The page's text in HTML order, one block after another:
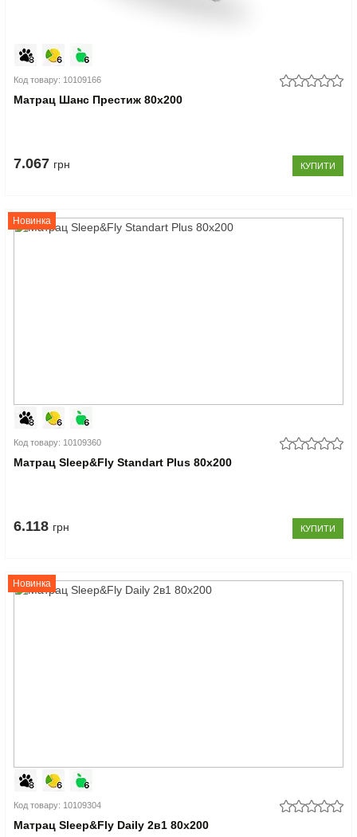
Код товару: 10109166
Матрац Шанс Престиж 80x200
7.067 грн КУПИТИ
Новинка
Код товару: 10109360
Матрац Sleep&Fly Standart Plus 80x200
6.118 грн КУПИТИ
Новинка
Код товару: 10109304
Матрац Sleep&Fly Daily 2в1 80x200